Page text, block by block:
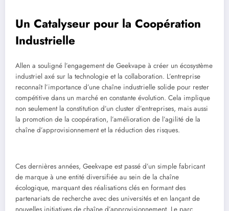
Un Catalyseur pour la Coopération
Industrielle
Allen a souligné l’engagement de Geekvape à créer un écosystème
industriel axé sur la technologie et la collaboration. L’entreprise
reconnaît l’importance d’une chaîne industrielle solide pour rester
compétitive dans un marché en constante évolution. Cela implique
non seulement la constitution d’un cluster d’entreprises, mais aussi
la promotion de la coopération, l’amélioration de l’agilité de la
chaîne d’approvisionnement et la réduction des risques.
Ces dernières années, Geekvape est passé d’un simple fabricant
de marque à une entité diversifiée au sein de la chaîne
écologique, marquant des réalisations clés en formant des
partenariats de recherche avec des universités et en lançant de